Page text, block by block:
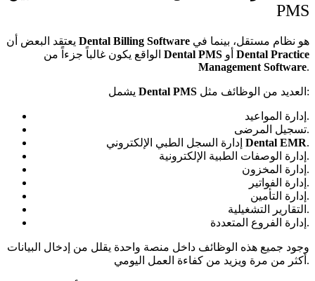
PMS
Dental Billing Software
Dental PMS
Dental Practice
Management Software.
Dental PMS العديد من الوظائف مثل:
إدارة المواعيد.
تسجيل المرضى.
Dental EMR.
إدارة الوصفات الطبية الإلكترونية.
إدارة المخزون.
إدارة الفواتير.
إدارة التأمين.
التقارير التشغيلية.
إدارة الفروع المتعددة.
وجود جميع هذه الوظائف داخل منصة واحدة يقلل من إدخال البيانات
أكثر من مرة ويزيد من كفاءة العمل اليومي.